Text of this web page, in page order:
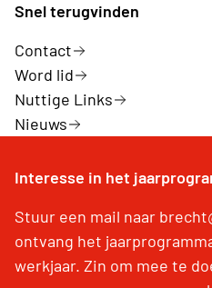
Snel terugvinden
Contact
Word lid
Nuttige Links
Nieuws
Interesse in het
Stuur een mail naar
ontvang het
werkjaar. Zin om mee te